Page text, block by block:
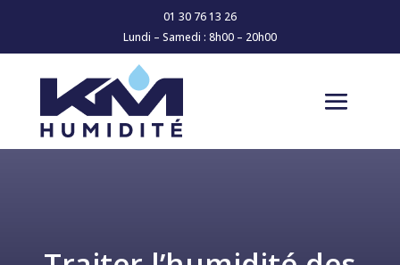
01 30 76 13 26
Lundi – Samedi : 8h00 – 20h00